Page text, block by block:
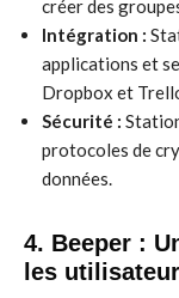
créer des
Intégration :
applications et
Dropbox et
Sécurité :
protocoles de
données.
4. Beeper :
les